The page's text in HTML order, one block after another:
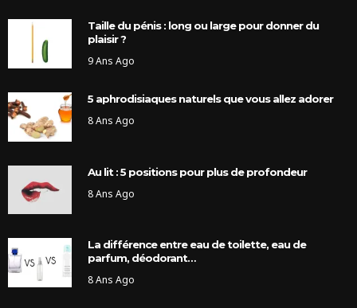
Taille du pénis : long ou large pour donner du
plaisir ?
9 Ans Ago
5 aphrodisiaques naturels que vous allez adorer
8 Ans Ago
Au lit : 5 positions pour plus de profondeur
8 Ans Ago
La différence entre eau de toilette, eau de
parfum, déodorant…
8 Ans Ago